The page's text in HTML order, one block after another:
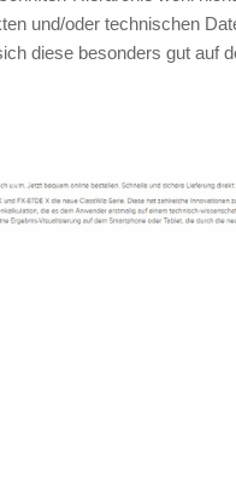
und/oder technischen
diese besonders gut auf